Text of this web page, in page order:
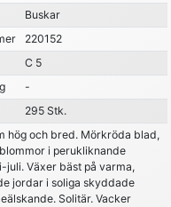
Buskar
220152
C 5
-
295 Stk.
hög och bred. Mörkröda blad,
i perukliknande
juli. Växer bäst på varma,
jordar i soliga skyddade
Solitär. Vacker